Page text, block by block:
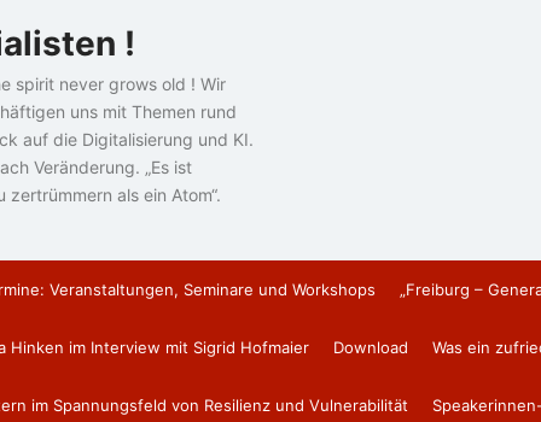
!
spirit never grows old ! Wir
uns mit Themen rund
auf die Digitalisierung und KI.
Veränderung. „Es ist
als ein Atom“.
Veranstaltungen, Seminare und Workshops „Freiburg –
Hinken im Interview mit Sigrid Hofmaier Download Was ein
im Spannungsfeld von Resilienz und Vulnerabilität